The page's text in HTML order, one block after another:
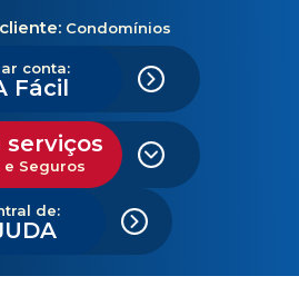
Condomínios
conta:
Fácil
e Seguros
de: